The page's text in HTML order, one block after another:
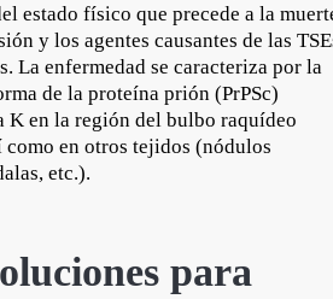
estado físico que precede a la
y los agentes causantes de las
La enfermedad se caracteriza por la
de la proteína prión (PrPSc)
K en la región del bulbo raquídeo
en otros tejidos (nódulos
etc.).
para